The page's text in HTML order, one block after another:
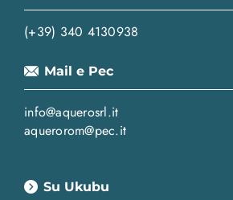
(+39) 340 4130938
Mail e Pec
info@aquerosrl.it
aquerorom@pec.it
Su Ukubu